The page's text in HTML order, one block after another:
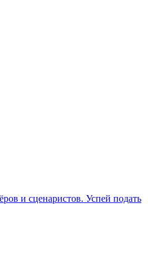
и сценаристов. Успей подать